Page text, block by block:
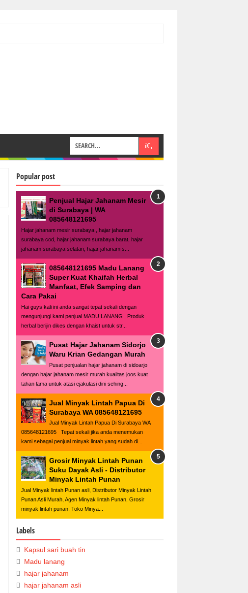
Popular post
Penjual Hajar Jahanam Mesir
di Surabaya | WA
085648121695
Hajar jahanam mesir surabaya , hajar jahanam
surabaya cod, hajar jahanam surabaya barat, hajar
jahanam surabaya selatan, hajar jahanam s...
085648121695 Madu Lanang
Super Kuat Khaifah Herbal
Manfaat, Efek Samping dan
Cara Pakai
Hai guys kali ini anda sangat tepat sekali dengan
mengunjungi kami penjual MADU LANANG , Produk
herbal berijin dikes dengan khaist untuk str...
Pusat Hajar Jahanam Sidorjo
Waru Krian Gedangan Murah
Pusat penjualan hajar jahanam di sidoarjo
dengan hajar jahanam mesir murah kualitas joos kuat
tahan lama untuk atasi ejakulasi dini sehing...
Jual Minyak Lintah Papua Di
Surabaya WA 085648121695
Jual Minyak Lintah Papua Di Surabaya WA
085648121695 Tepat sekali jika anda menemukan
kami sebagai penjual minyak lintah yang sudah di...
Grosir Minyak Lintah Punan
Suku Dayak Asli - Distributor
Minyak Lintah Punan
Jual Minyak lintah Punan asli, Distributor Minyak Lintah
Punan Asli Murah, Agen Minyak lintah Punan, Grosir
minyak lintah punan, Toko Minya...
Labels
Kapsul sari buah tin
Madu lanang
hajar jahanam
hajar jahanam asli